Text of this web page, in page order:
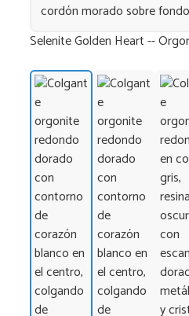
Selenite Golden Heart --